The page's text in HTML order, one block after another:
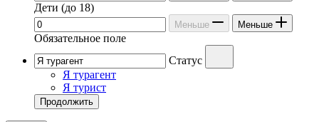
Дети (до 18)
Меньше Меньше
Обязательное поле
Статус
Я турагент
Я турист
Продолжить